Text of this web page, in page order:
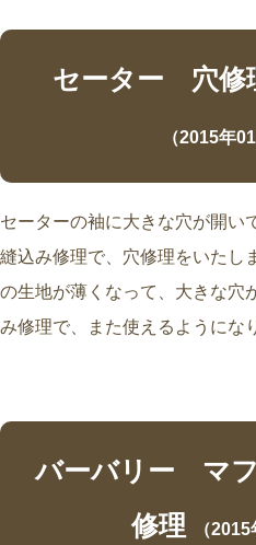
セーター 穴修
（2015年
セーターの袖に大きな穴が開い
縫込み修理で、穴修理をいた
の生地が薄くなって、大きな
み修理で、また使えるようにな
バーバリー マ
修理
（